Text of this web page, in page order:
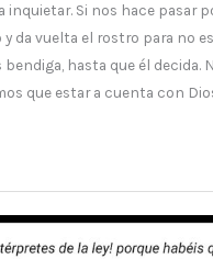
inquietar. Si nos hace pasar
da vuelta el rostro para no
hasta que él decida.
que estar a cuenta con